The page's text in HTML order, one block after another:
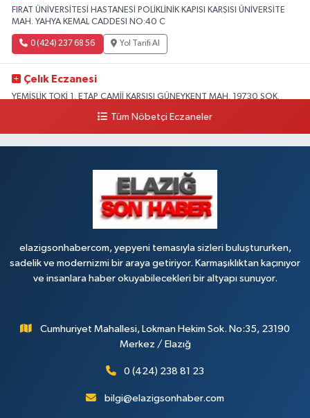
FIRAT ÜNİVERSİTESİ HASTANESİ POLİKLİNİK KAPISI KARŞISI ÜNİVERSİTE
MAH. YAHYA KEMAL CADDESI NO:40 C
0 (424) 237 68 56 Yol Tarifi Al
Çelık Eczanesi
YEMİŞLİK TOKİ 1. ETAP CAMİİ KARŞISI GÜNEYKENT MAH. 19730 SOK.
(HOZAT GARAJI OPET KARŞISI) 1. HARPUT CAD. SARISALTIK SOK NO:7 1
Yol Tarifi Al
Tüm Nöbetçi Eczaneler
elazigsonhabercom, yepyeni temasıyla sizleri buluştururken,
sadelik ve modernizmi bir araya getiriyor. Karmaşıklıktan kaçınıyor
ve insanlara haber okuyabilecekleri bir altyapı sunuyor.
Cumhuriyet Mahallesi, Lokman Hekim Sok. No:35, 23190
Merkez / Elazığ
0 (424) 238 81 23
bilgi@elazigsonhaber.com